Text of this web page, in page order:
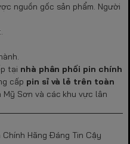
nguồn gốc sản phẩm. Người
tại nhà phân phối pin chính
cấp pin sỉ và lẻ trên toàn
Mỹ Sơn và các khu vực lân
Hãng Đáng Tin Cậy